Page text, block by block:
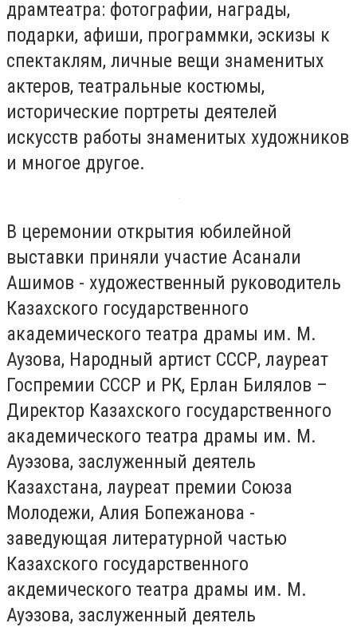
драмтеатра: фотографии, награды,
подарки, афиши, программки, эскизы к
спектаклям, личные вещи знаменитых
актеров, театральные костюмы,
исторические портреты деятелей
искусств работы знаменитых художников
и многое другое.
В церемонии открытия юбилейной
выставки приняли участие Асанали
Ашимов - художественный руководитель
Казахского государственного
академического театра драмы им. М.
Аузова, Народный артист СССР, лауреат
Госпремии СССР и РК, Ерлан Билялов –
Директор Казахского государственного
академического театра драмы им. М.
Ауэзова, заслуженный деятель
Казахстана, лауреат премии Союза
Молодежи, Алия Бопежанова -
заведующая литературной частью
Казахского государственного
акдемического театра драмы им. М.
Ауэзова, заслуженный деятель